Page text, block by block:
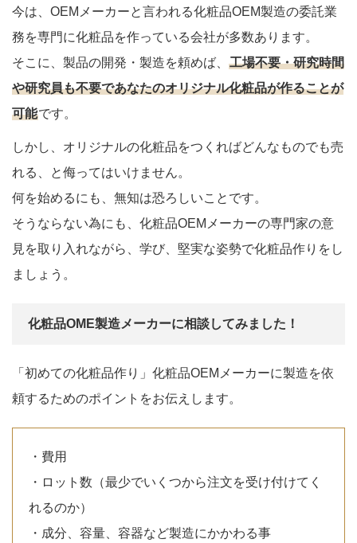
今は、OEMメーカーと言われる化粧品OEM製造の委託業
務を専門に化粧品を作っている会社が多数あります。
そこに、製品の開発・製造を頼めば、 工場不要・研究時間
や研究員も不要であなたのオリジナル化粧品が作ることが
可能です。
しかし、オリジナルの化粧品をつくればどんなものでも売
れる、と侮ってはいけません。
何を始めるにも、無知は恐ろしいことです。
そうならない為にも、化粧品OEMメーカーの専門家の意
見を取り入れながら、学び、堅実な姿勢で化粧品作りをし
ましょう。
化粧品OME製造メーカーに相談してみました！
「初めての化粧品作り」化粧品OEMメーカーに製造を依
頼するためのポイントをお伝えします。
・費用
・ロット数（最少でいくつから注文を受け付けてく
れるのか）
・成分、容量、容器など製造にかかわる事